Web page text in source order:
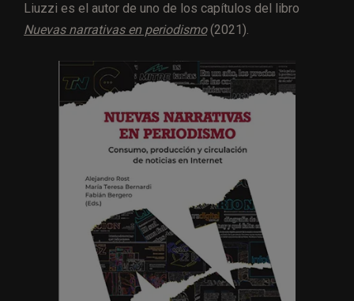
Liuzzi es el autor de uno de los capítulos del libro
Nuevas narrativas en periodismo (2021).